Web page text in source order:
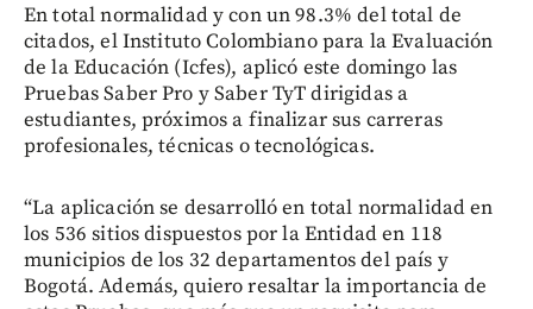
En total normalidad y con un 98.3% del total de
citados, el Instituto Colombiano para la Evaluación
de la Educación (Icfes), aplicó este domingo las
Pruebas Saber Pro y Saber TyT dirigidas a
estudiantes, próximos a finalizar sus carreras
profesionales, técnicas o tecnológicas.
“La aplicación se desarrolló en total normalidad en
los 536 sitios dispuestos por la Entidad en 118
municipios de los 32 departamentos del país y
Bogotá. Además, quiero resaltar la importancia de